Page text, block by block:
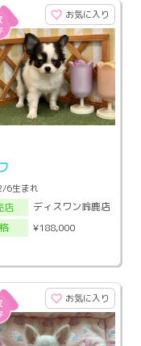
お気に入り
6生まれ
店
ディスワン鈴鹿店
¥188,000
お気に入り